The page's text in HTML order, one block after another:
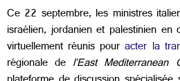
Ce 22 septembre, les ministres
israélien, jordanien et palestinien en
virtuellement réunis pouracter la
régionale de l’East Mediterranean